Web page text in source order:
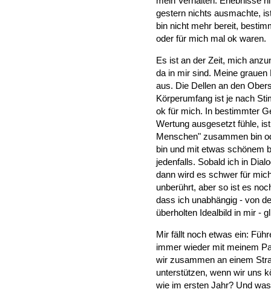
gestern nichts ausmachte,
bin nicht mehr bereit,
oder für mich mal ok waren.
Es ist an der Zeit, mich
da in mir sind. Meine
aus. Die Dellen an den
Körperumfang ist je nach
ok für mich. In bestimmter
Wertung ausgesetzt fühle,
Menschen" zusammen bin
bin und mit etwas schönem
jedenfalls. Sobald ich in
dann wird es schwer für
unberührt, aber so ist es
dass ich unabhängig - von
überholten Idealbild in mir -
Mir fällt noch etwas ein:
immer wieder mit meinem
wir zusammen an einem
unterstützen, wenn wir uns
wie im ersten Jahr? Und